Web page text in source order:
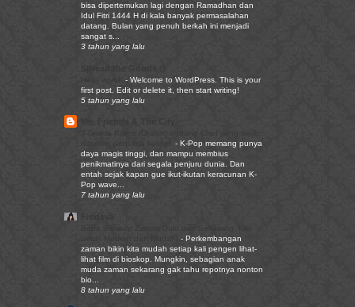
bisa dipertemukan lagi dengan Ramadhan dan
Idul Fitri 1444 H di kala banyak permasalahan
datang. Bulan yang penuh berkah ini menjadi
sangat s...
3 tahun yang lalu
- Welcome to WordPress. This is your
first post. Edit or delete it, then start writing!
5 tahun yang lalu
- K-Pop memang punya
daya magis tinggi, dan mampu membius
penikmatinya dari segala penjuru dunia. Dan
entah sejak kapan gue ikut-ikutan keracunan K-
Pop wave...
7 tahun yang lalu
- Perkembangan
zaman bikin kita mudah setiap kali pengen lihat-
lihat film di bioskop. Mungkin, sebagian anak
muda zaman sekarang gak tahu repotnya nonton
bio...
8 tahun yang lalu